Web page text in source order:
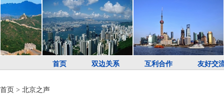
首页 双边关系 互利合作 友好交
首页 > 北京之声